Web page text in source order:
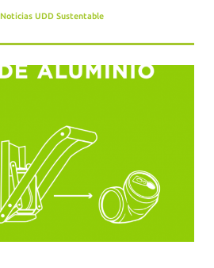
Noticias UDD Sustentable